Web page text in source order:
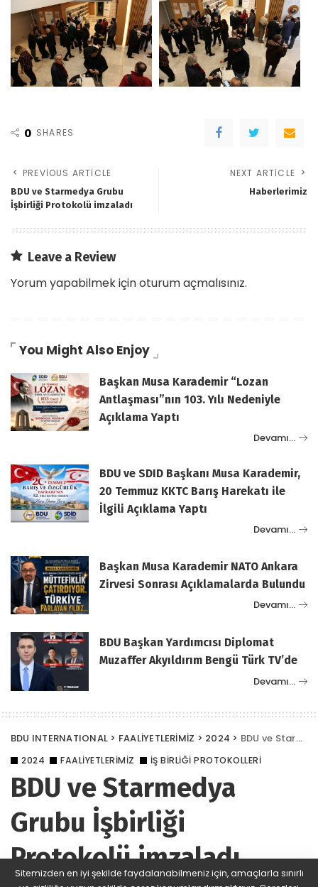
0 SHARES
PREVIOUS ARTICLE
BDU ve Starmedya Grubu
İşbirliği Protokolü imzaladı
NEXT ARTICLE
Haberlerimiz
Leave a Review
Yorum yapabilmek içinoturum açmalısınız.
You Might Also Enjoy
Başkan Musa Karademir “Lozan
Antlaşması”nın 103. Yılı Nedeniyle
Açıklama Yaptı
Devamı…
BDU ve SDID Başkanı Musa Karademir,
20 Temmuz KKTC Barış Harekatı ile
İlgili Açıklama Yaptı
Devamı…
Başkan Musa Karademir NATO Ankara
Zirvesi Sonrası Açıklamalarda Bulundu
Devamı…
BDU Başkan Yardımcısı Diplomat
Muzaffer Akyıldırım Bengü Türk TV’de
Devamı…
BDU INTERNATIONAL > FAALİYETLERİMİZ > 2024 > BDU ve Starmedya Grubu İşbirliği Protokolü imzaladı
2024 FAALİYETLERİMİZ İŞ BIRLIĞI PROTOKOLLERI
BDU ve Starmedya
Grubu İşbirliği
Protokolü imzaladı
Sitemizden en iyi şekilde faydalanabilmeniz için, amaçlarla sınırlı